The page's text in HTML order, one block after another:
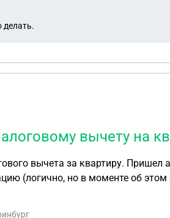
делать.
вычету на
вычета за квартиру.
(логично, но в моменте об
но статус так и висит